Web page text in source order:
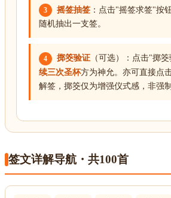
3 摇签抽签 ：点击"摇签求签"按
随机抽出一支签。
4 掷筊验证 （可选）：点击"掷筊
续三次圣杯方为神允。亦可直接点
解签，掷筊仅为增强仪式感，非强制
签文详解导航・共100首